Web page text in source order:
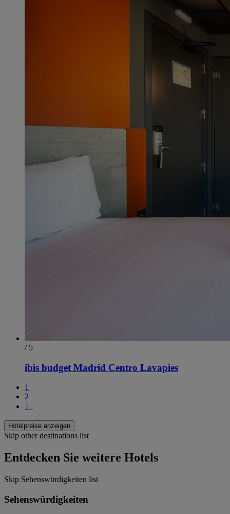
/ 5
ibis budget Madrid Centro Lavapies
1
2
〉
Hotelpreise anzeigen
Skip other destinations list
Entdecken Sie weitere Hotels
Skip Sehenswürdigkeiten list
Sehenswürdigkeiten